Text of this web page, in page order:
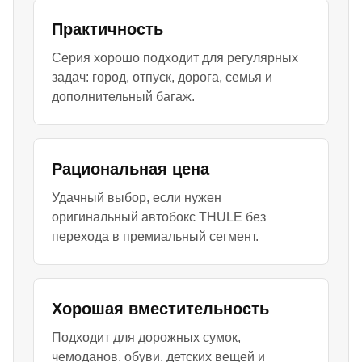
Практичность
Серия хорошо подходит для регулярных
задач: город, отпуск, дорога, семья и
дополнительный багаж.
Рациональная цена
Удачный выбор, если нужен
оригинальный автобокс THULE без
перехода в премиальный сегмент.
Хорошая вместительность
Подходит для дорожных сумок,
чемоданов, обуви, детских вещей и